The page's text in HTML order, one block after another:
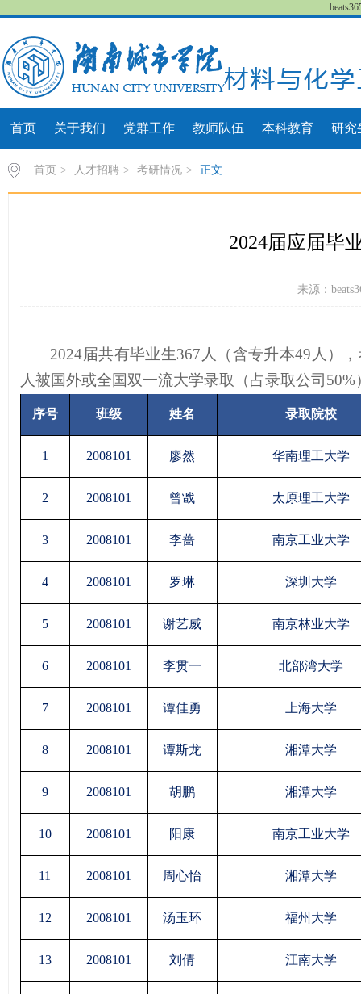
首页 关于我们 党群工作 教师队伍 本科教育 研究
首页 > 人才招聘 > 考研情况 > 正文
2024届应届毕
来源：
2024届共有毕业生367 人（含专升本49 人）
人被国外或全国双一流大学录取（占录取公司 50%
序号 班级 姓名 录取院校
1 2008101 廖然 华南理工大学
2 2008101 曾戬 太原理工大学
3 2008101 李蔷 南京工业大学
4 2008101 罗琳 深圳大学
5 2008101 谢艺威 南京林业大学
6 2008101 李贯一 北部湾大学
7 2008101 谭佳勇 上海大学
8 2008101 谭斯龙 湘潭大学
9 2008101 胡鹏 湘潭大学
10 2008101 阳康 南京工业大学
11 2008101 周心怡 湘潭大学
12 2008101 汤玉环 福州大学
13 2008101 刘倩 江南大学